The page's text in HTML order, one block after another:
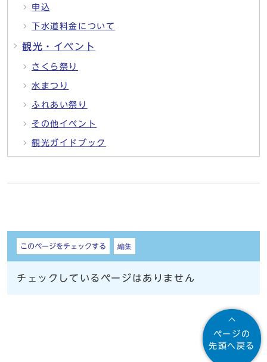
申込
下水道料金について
観光・イベント
さくら祭り
水まつり
ふれあい祭り
その他イベント
観光ガイドブック
しおり
このページをチェックする 編集
チェックしているページはありません
ページの
先頭へ戻る